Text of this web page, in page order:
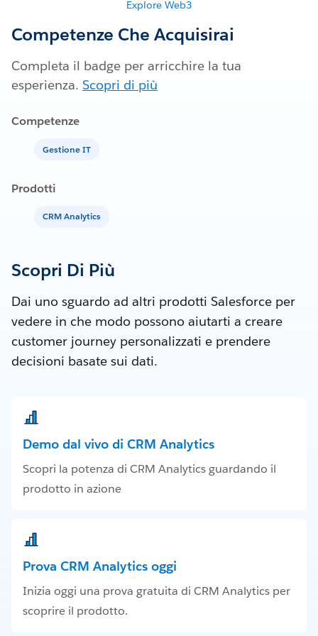
Explore Web3
Competenze Che Acquisirai
Completa il badge per arricchire la tua
esperienza. Scopri di più
Competenze
Gestione IT
Prodotti
CRM Analytics
Scopri Di Più
Dai uno sguardo ad altri prodotti Salesforce per
vedere in che modo possono aiutarti a creare
customer journey personalizzati e prendere
decisioni basate sui dati.
Demo dal vivo di CRM Analytics
Scopri la potenza di CRM Analytics guardando il
prodotto in azione
Prova CRM Analytics oggi
Inizia oggi una prova gratuita di CRM Analytics per
scoprire il prodotto.